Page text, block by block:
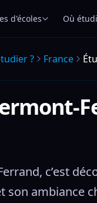
d'écoles Où
? France
c’est
son ambiance